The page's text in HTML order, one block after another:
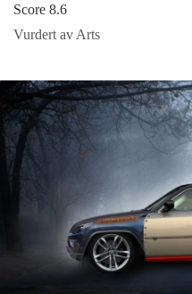
Score 8.6
Vurdert av Arts